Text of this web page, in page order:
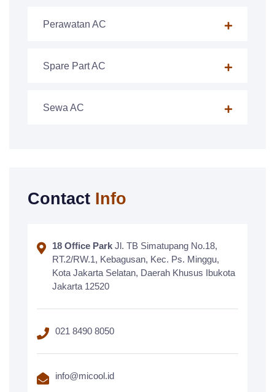
Perawatan AC
Spare Part AC
Sewa AC
Contact Info
18 Office Park Jl. TB Simatupang No.18,
RT.2/RW.1, Kebagusan, Kec. Ps. Minggu,
Kota Jakarta Selatan, Daerah Khusus Ibukota
Jakarta 12520
021 8490 8050
info@micool.id